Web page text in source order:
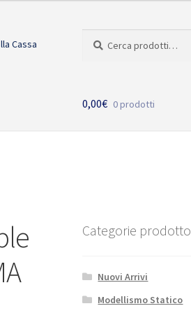
Cassa
0,00€ 0 prodotti
Categorie prodotto
Nuovi Arrivi
Modellismo Statico